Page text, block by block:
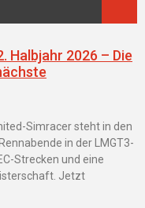
Halbjahr 2026 – Die
Simracer steht in den
in der LMGT3-
Strecken und eine
Jetzt